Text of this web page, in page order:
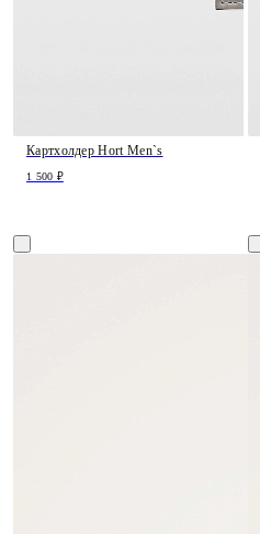
Картхолдер Hort Men`s
1 500 ₽